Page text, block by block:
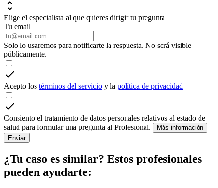
Elige el especialista al que quieres dirigir tu pregunta
Tu email
Solo lo usaremos para notificarte la respuesta. No será visible
públicamente.
Acepto los términos del servicio y la política de privacidad
Consiento el tratamiento de datos personales relativos al estado de
salud para formular una pregunta al Profesional.
Más información
Enviar
¿Tu caso es similar? Estos profesionales
pueden ayudarte: